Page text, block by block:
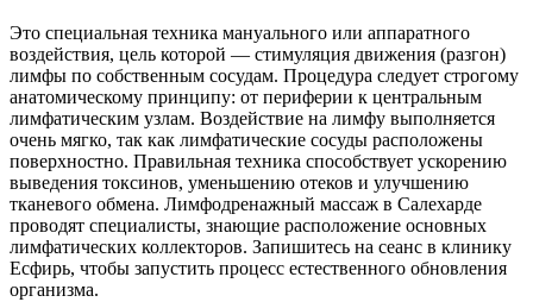
Это специальная техника мануального или аппаратного
воздействия, цель которой — стимуляция движения (разгон)
лимфы по собственным сосудам. Процедура следует строгому
анатомическому принципу: от периферии к центральным
лимфатическим узлам. Воздействие на лимфу выполняется
очень мягко, так как лимфатические сосуды расположены
поверхностно. Правильная техника способствует ускорению
выведения токсинов, уменьшению отеков и улучшению
тканевого обмена. Лимфодренажный массаж в Салехарде
проводят специалисты, знающие расположение основных
лимфатических коллекторов. Запишитесь на сеанс в клинику
Есфирь, чтобы запустить процесс естественного обновления
организма.